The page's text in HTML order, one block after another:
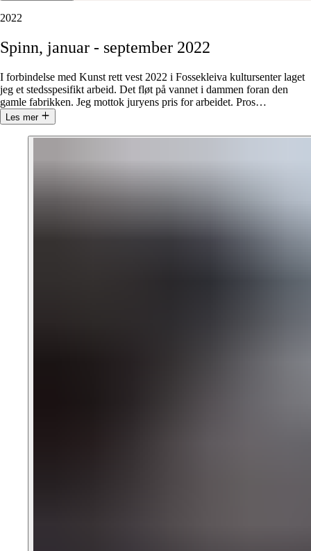
2022
Spinn, januar - september 2022
I forbindelse med Kunst rett vest 2022 i Fossekleiva kultursenter laget
jeg et stedsspesifikt arbeid. Det fløt på vannet i dammen foran den
gamle fabrikken. Jeg mottok juryens pris for arbeidet. Pros…
Les mer